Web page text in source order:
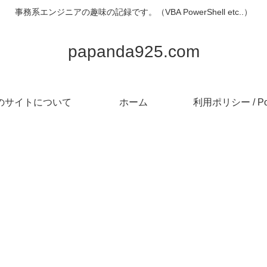
事務系エンジニアの趣味の記録です。（VBA PowerShell etc..）
papanda925.com
サイトについて ホーム 利用ポリシー /